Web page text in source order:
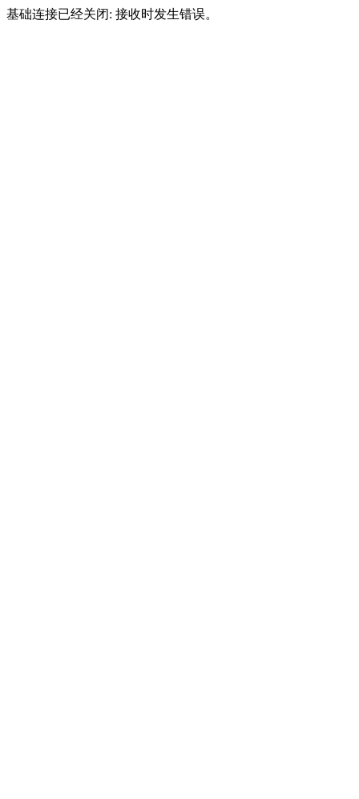
基础连接已经关闭: 接收时发生错误。